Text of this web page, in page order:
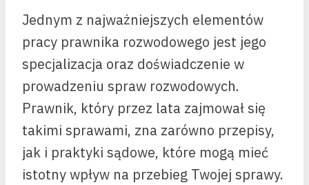
Jednym z najważniejszych elementów
pracy prawnika rozwodowego jest jego
specjalizacja oraz doświadczenie w
prowadzeniu spraw rozwodowych.
Prawnik, który przez lata zajmował się
takimi sprawami, zna zarówno przepisy,
jak i praktyki sądowe, które mogą mieć
istotny wpływ na przebieg Twojej sprawy.